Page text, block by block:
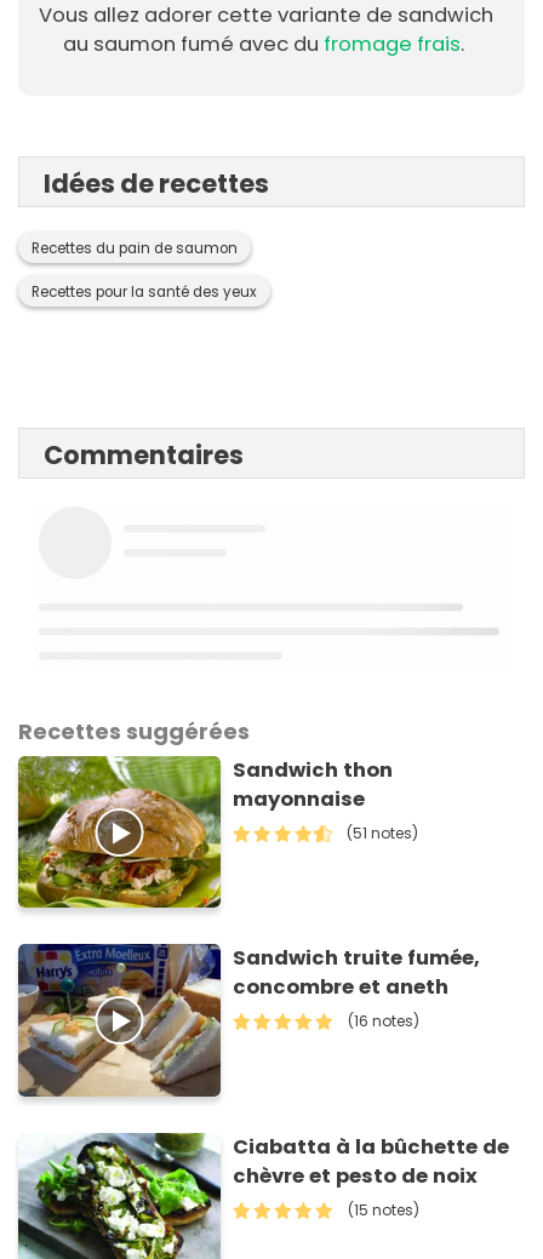
Vous allez adorer cette variante de sandwich
au saumon fumé avec du fromage frais.
Idées de recettes
Recettes du pain de saumon
Recettes pour la santé des yeux
Commentaires
Recettes suggérées
Sandwich thon
mayonnaise
(51 notes)
Sandwich truite fumée,
concombre et aneth
(16 notes)
Ciabatta à la bûchette de
chèvre et pesto de noix
(15 notes)